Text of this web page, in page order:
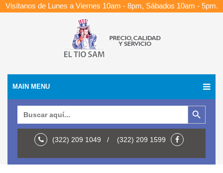
Visítanos de Lunes a Viernes 10am - 8pm, Sábados 10am - 5pm.
MAIN MENU
Botón de búsqueda
(322) 209 1049 / (322) 209 1599